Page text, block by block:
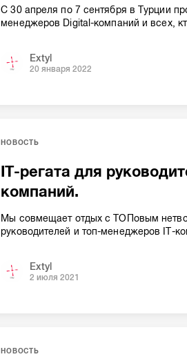
С 30 апреля по 7 сентября в Турции
менеджеров Digital-компаний и всех,
Extyl
20 января 2022
НОВОСТЬ
IT-регата для
компаний.
Мы совмещает отдых с ТОПовым
руководителей и топ-менеджеров IT-
Extyl
2 июля 2021
НОВОСТЬ